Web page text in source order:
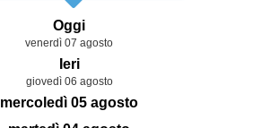
Oggi
venerdì 07 agosto
Ieri
giovedì 06 agosto
mercoledì 05 agosto